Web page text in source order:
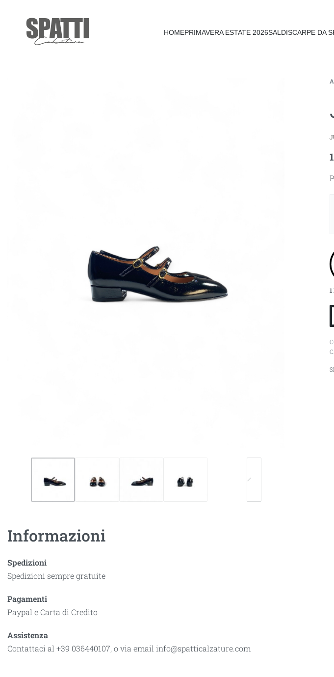
HOMEPRIMAVERA ESTATE 2026SALDISCARPE DA
1
Informazioni
Spedizioni
Spedizioni sempre gratuite
Pagamenti
Paypal e Carta di Credito
Assistenza
Contattaci al +39 036440107, o via email info@spatticalzature.com